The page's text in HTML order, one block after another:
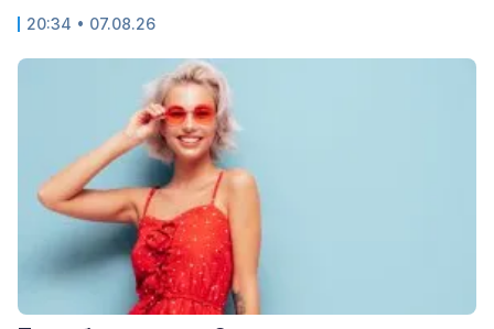
20:34 • 07.08.26